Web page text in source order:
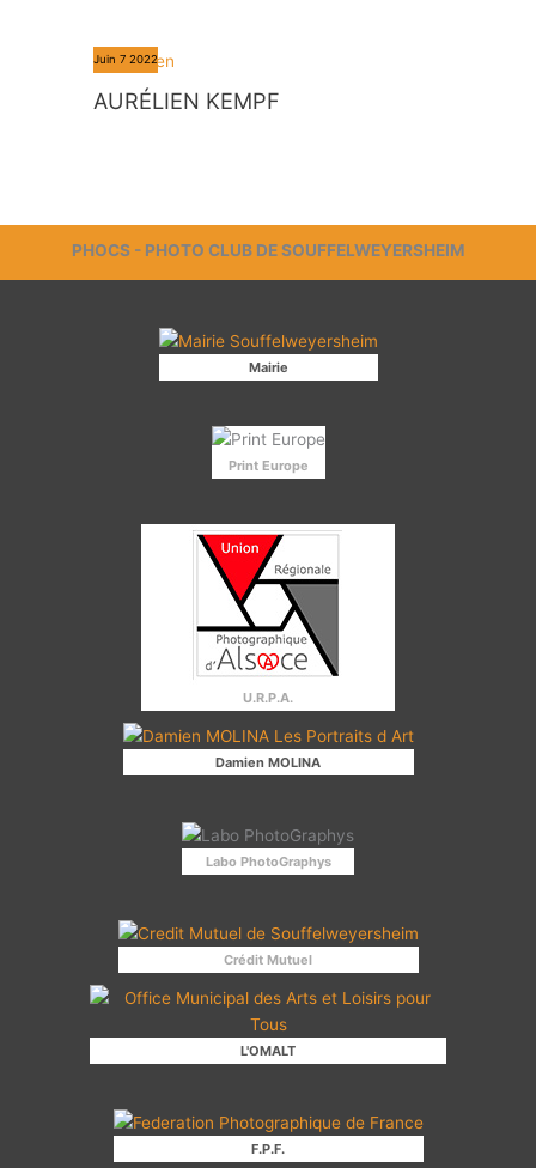
Juin 7 2022
AURÉLIEN KEMPF
PHOCS - PHOTO CLUB DE SOUFFELWEYERSHEIM
Mairie
Print Europe
U.R.P.A.
Damien MOLINA
Labo PhotoGraphys
Crédit Mutuel
L'OMALT
F.P.F.